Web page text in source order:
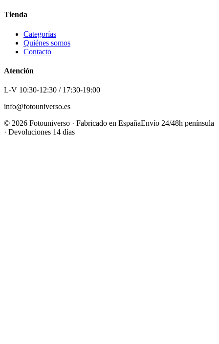
Tienda
Categorías
Quiénes somos
Contacto
Atención
L-V 10:30-12:30 / 17:30-19:00
info@fotouniverso.es
© 2026 Fotouniverso · Fabricado en EspañaEnvío 24/48h península
· Devoluciones 14 días